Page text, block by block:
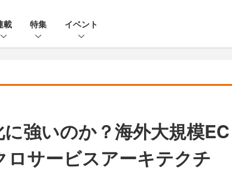
載 特集 イベント
強いのか？海外大規模EC
サービスアーキテクチ